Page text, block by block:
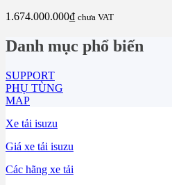
1.674.000.000₫ chưa VAT
Danh mục phổ biến
SUPPORT
PHỤ TÙNG
MAP
Xe tải isuzu
Giá xe tải isuzu
Các hãng xe tải